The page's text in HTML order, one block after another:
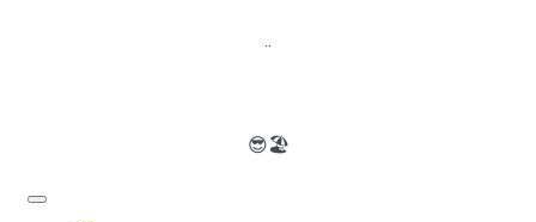
..
😎🏖️